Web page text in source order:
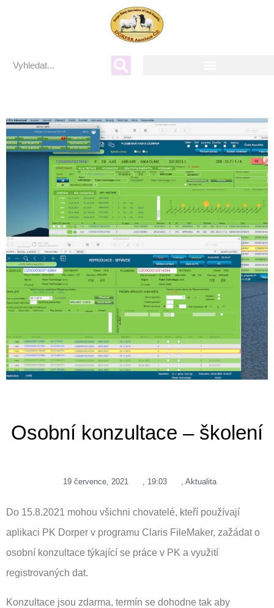
Osobní konzultace – školení
19 července, 2021 , 19:03 , Aktualita
Do 15.8.2021 mohou všichni chovatelé, kteří používají
aplikaci PK Dorper v programu Claris FileMaker, zažádat o
osobní konzultace týkající se práce v PK a využití
registrovaných dat.
Konzultace jsou zdarma, termín se dohodne tak aby